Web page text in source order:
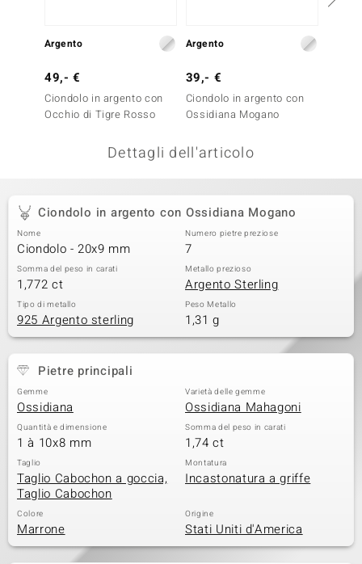
Argento
49,- €
Ciondolo in argento con
Occhio di Tigre Rosso
Argento
39,- €
Ciondolo in argento con
Ossidiana Mogano
Dettagli dell'articolo
Ciondolo in argento con Ossidiana Mogano
Nome
Ciondolo - 20x9 mm
Numero pietre preziose
7
Somma del peso in carati
1,772 ct
Metallo prezioso
Argento Sterling
Tipo di metallo
925 Argento sterling
Peso Metallo
1,31 g
Pietre principali
Gemme
Ossidiana
Varietà delle gemme
Ossidiana Mahagoni
Quantità e dimensione
1 à 10x8 mm
Somma del peso in carati
1,74 ct
Taglio
Taglio Cabochon a goccia,
Taglio Cabochon
Montatura
Incastonatura a griffe
Colore
Marrone
Origine
Stati Uniti d'America